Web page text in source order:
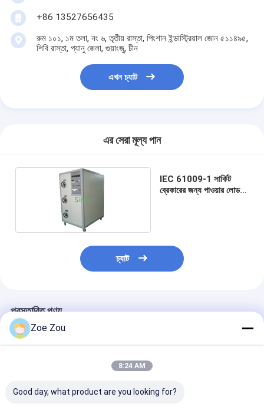
পরিবেশগত পরীক্ষা চেম্বার
দাহ্যতা টেস্ট চেম্বার
MCB পরীক্ষার যন্ত্র
+86 13527656435
রুম ১০১, ১ম তলা, নং ৬, তৃতীয় রাস্তা, পিংশান ইন্ডাস্ট্রিয়াল জোন ৫১১৪৯৫,
শিবি রাস্তা, প্যানু জেলা, গুয়াংজু, চীন
এখন চ্যাট
এর সেরা মূল্য পান
IEC 61009-1 সার্কিট
ব্রেকারের জন্য পাওয়ার লোড
চ্যাট
প্রস্তাবিত পণ্য
Zoe Zou
8:24 AM
Good day, what product are you looking for?